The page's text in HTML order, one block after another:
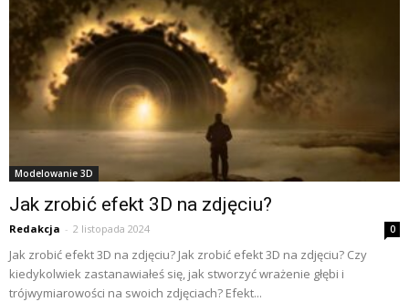
Modelowanie 3D
Jak zrobić efekt 3D na zdjęciu?
Redakcja - 2 listopada 2024 0
Jak zrobić efekt 3D na zdjęciu? Jak zrobić efekt 3D na zdjęciu? Czy
kiedykolwiek zastanawiałeś się, jak stworzyć wrażenie głębi i
trójwymiarowości na swoich zdjęciach? Efekt...